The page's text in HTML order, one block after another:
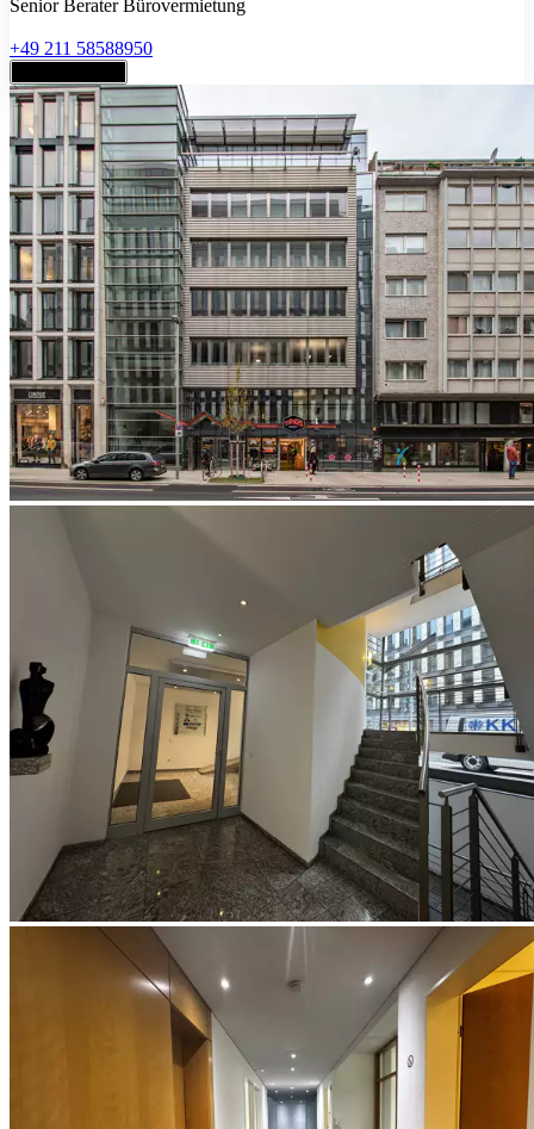
Senior Berater Bürovermietung
+49 211 58588950